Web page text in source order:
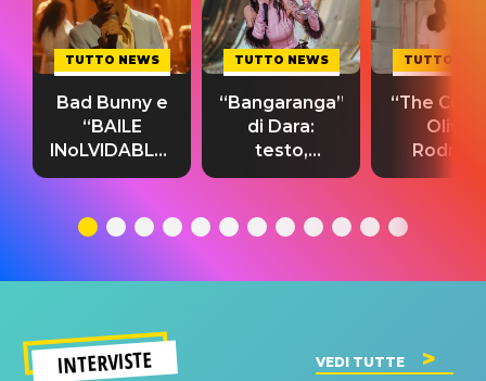
TUTTO NEWS
Bad Bunny e
“BAILE
INoLVIDABLE”:
testo,
significato
TUTTO NEWS
“Bangaranga”
di Dara:
testo,
traduzione e
del singolo
TUTTO
“The
Olivia
testo,
INTERVISTE VEDI TUTTE